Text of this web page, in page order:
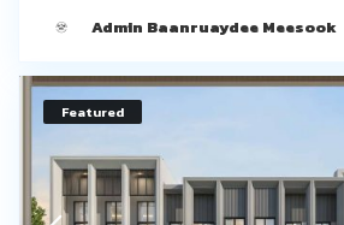
Admin Baanruaydee Meesook
Featured